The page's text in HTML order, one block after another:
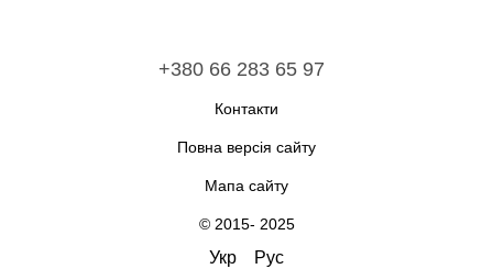
+380 66 283 65 97
Контакти
Повна версія сайту
Мапа сайту
© 2015- 2025
Укр Рус